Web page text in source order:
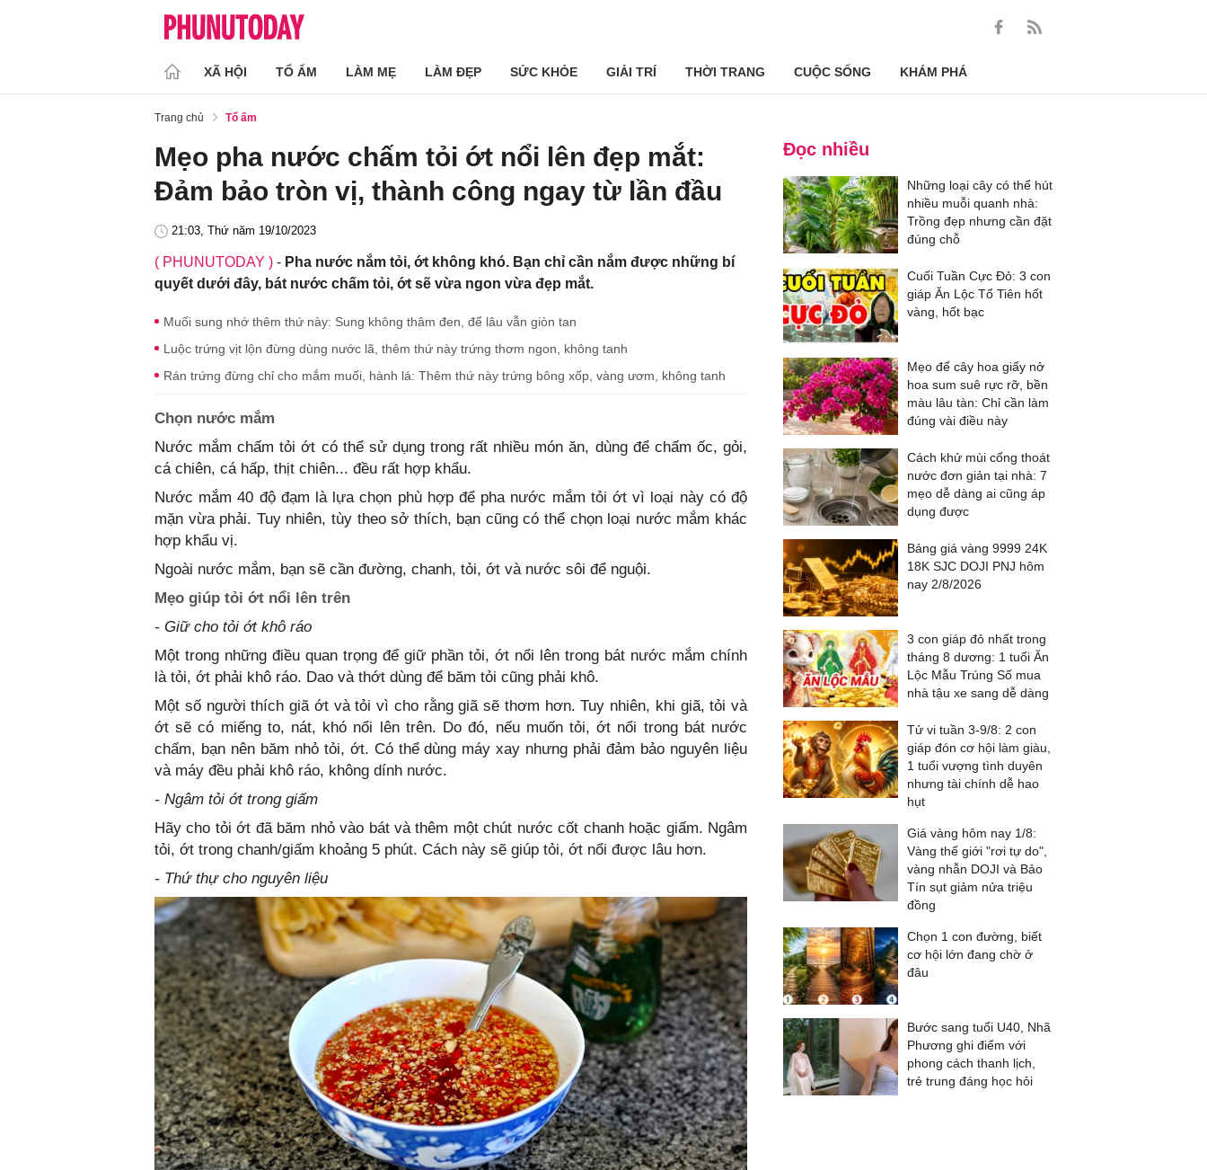
XÃ HỘI TỔ ẤM LÀM MẸ LÀM ĐẸP SỨC KHỎE GIẢI TRÍ THỜI TRANG CUỘC SỐNG KHÁM PHÁ
Trang chủ Tổ ấm
Mẹo pha nước chấm tỏi ớt nổi lên đẹp mắt:
Đảm bảo tròn vị, thành công ngay từ lần đầu
21:03, Thứ năm 19/10/2023
( PHUNUTODAY ) - Pha nước nắm tỏi, ớt không khó. Bạn chỉ cần nắm được những bí
quyết dưới đây, bát nước chấm tỏi, ớt sẽ vừa ngon vừa đẹp mắt.
Muối sung nhớ thêm thứ này: Sung không thâm đen, để lâu vẫn giòn tan
Luộc trứng vịt lộn đừng dùng nước lã, thêm thứ này trứng thơm ngon, không tanh
Rán trứng đừng chỉ cho mắm muối, hành lá: Thêm thứ này trứng bông xốp, vàng ươm, không tanh
Chọn nước mắm
Nước mắm chấm tỏi ớt có thể sử dụng trong rất nhiều món ăn, dùng để chấm ốc, gỏi,
cá chiên, cá hấp, thịt chiên... đều rất hợp khẩu.
Nước mắm 40 độ đạm là lựa chọn phù hợp để pha nước mắm tỏi ớt vì loại này có độ
mặn vừa phải. Tuy nhiên, tùy theo sở thích, bạn cũng có thể chọn loại nước mắm khác
hợp khẩu vị.
Ngoài nước mắm, bạn sẽ cần đường, chanh, tỏi, ớt và nước sôi để nguội.
Mẹo giúp tỏi ớt nổi lên trên
- Giữ cho tỏi ớt khô ráo
Một trong những điều quan trọng để giữ phần tỏi, ớt nổi lên trong bát nước mắm chính
là tỏi, ớt phải khô ráo. Dao và thớt dùng để băm tỏi cũng phải khô.
Một số người thích giã ớt và tỏi vì cho rằng giã sẽ thơm hơn. Tuy nhiên, khi giã, tỏi và
ớt sẽ có miếng to, nát, khó nổi lên trên. Do đó, nếu muốn tỏi, ớt nổi trong bát nước
chấm, bạn nên băm nhỏ tỏi, ớt. Có thể dùng máy xay nhưng phải đảm bảo nguyên liệu
và máy đều phải khô ráo, không dính nước.
- Ngâm tỏi ớt trong giấm
Hãy cho tỏi ớt đã băm nhỏ vào bát và thêm một chút nước cốt chanh hoặc giấm. Ngâm
tỏi, ớt trong chanh/giấm khoảng 5 phút. Cách này sẽ giúp tỏi, ớt nổi được lâu hơn.
- Thứ thự cho nguyên liệu
Đọc nhiều
Những loại cây có thể hút
nhiều muỗi quanh nhà:
Trồng đẹp nhưng cần đặt
đúng chỗ
Cuối Tuần Cực Đỏ: 3 con
giáp Ăn Lộc Tổ Tiên hốt
vàng, hốt bạc
Mẹo để cây hoa giấy nở
hoa sum suê rực rỡ, bền
màu lâu tàn: Chỉ cần làm
đúng vài điều này
Cách khử mùi cống thoát
nước đơn giản tại nhà: 7
mẹo dễ dàng ai cũng áp
dụng được
Bảng giá vàng 9999 24K
18K SJC DOJI PNJ hôm
nay 2/8/2026
3 con giáp đỏ nhất trong
tháng 8 dương: 1 tuổi Ăn
Lộc Mẫu Trúng Số mua
nhà tậu xe sang dễ dàng
Tử vi tuần 3-9/8: 2 con
giáp đón cơ hội làm giàu,
1 tuổi vượng tình duyên
nhưng tài chính dễ hao
hụt
Giá vàng hôm nay 1/8:
Vàng thế giới "rơi tự do",
vàng nhẫn DOJI và Bảo
Tín sụt giảm nửa triệu
đồng
Chọn 1 con đường, biết
cơ hội lớn đang chờ ở
đâu
Bước sang tuổi U40, Nhã
Phương ghi điểm với
phong cách thanh lịch,
trẻ trung đáng học hỏi